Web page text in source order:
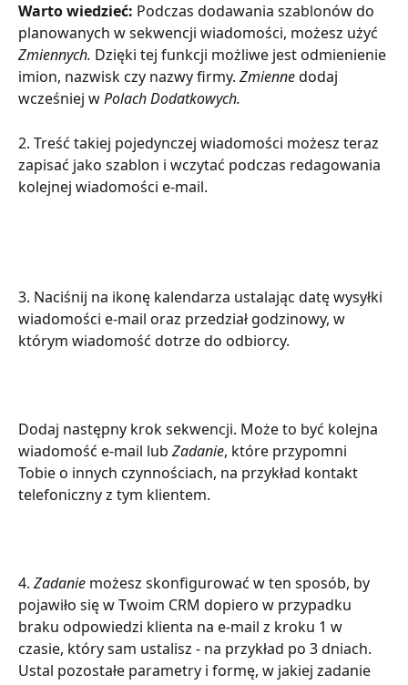
Warto wiedzieć: Podczas dodawania szablonów do
planowanych w sekwencji wiadomości, możesz użyć
Zmiennych. Dzięki tej funkcji możliwe jest odmienienie
imion, nazwisk czy nazwy firmy. Zmienne dodaj
wcześniej w Polach Dodatkowych.
2. Treść takiej pojedynczej wiadomości możesz teraz
zapisać jako szablon i wczytać podczas redagowania
kolejnej wiadomości e-mail.
3. Naciśnij na ikonę kalendarza ustalając datę wysyłki
wiadomości e-mail oraz przedział godzinowy, w
którym wiadomość dotrze do odbiorcy.
Dodaj następny krok sekwencji. Może to być kolejna
wiadomość e-mail lub Zadanie, które przypomni
Tobie o innych czynnościach, na przykład kontakt
telefoniczny z tym klientem.
4. Zadanie możesz skonfigurować w ten sposób, by
pojawiło się w Twoim CRM dopiero w przypadku
braku odpowiedzi klienta na e-mail z kroku 1 w
czasie, który sam ustalisz - na przykład po 3 dniach.
Ustal pozostałe parametry i formę, w jakiej zadanie